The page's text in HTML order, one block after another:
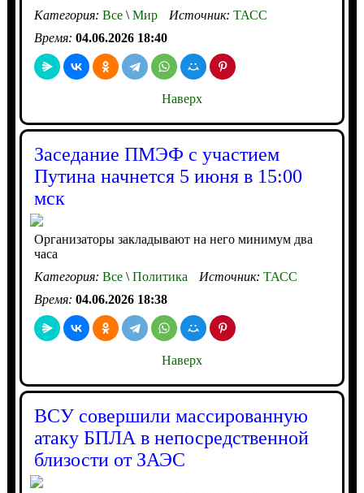
Категория: Все\Мир Источник: ТАСС
Время: 04.06.2026 18:40
Наверх
Заседание ПМЭФ с участием
Путина начнется 5 июня в 15:00
мск
Организаторы закладывают на него минимум два
часа
Категория: Все\Политика Источник: ТАСС
Время: 04.06.2026 18:38
Наверх
ВСУ совершили массированную
атаку БПЛА в непосредственной
близости от ЗАЭС